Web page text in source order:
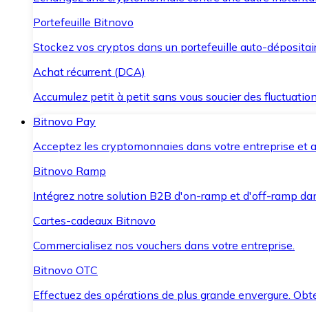
Portefeuille Bitnovo
Stockez vos cryptos dans un portefeuille auto-
Achat récurrent (DCA)
Accumulez petit à petit sans vous soucier des
Bitnovo Pay
Acceptez les cryptomonnaies dans votre entreprise et
Bitnovo Ramp
Intégrez notre solution B2B d'on-ramp et d'off-ramp
Cartes-cadeaux Bitnovo
Commercialisez nos vouchers dans votre entreprise.
Bitnovo OTC
Effectuez des opérations de plus grande envergure.